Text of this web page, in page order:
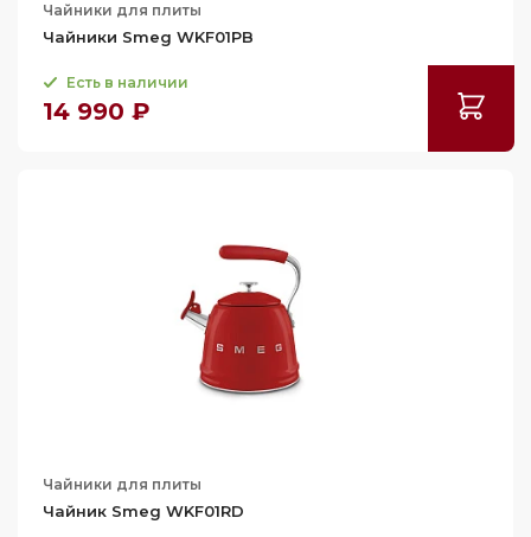
Чайники для плиты
Чайники Smeg WKF01PB
Есть в наличии
14 990 ₽
Чайники для плиты
Чайник Smeg WKF01RD